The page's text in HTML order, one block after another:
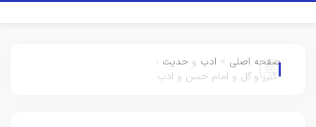
صفحه اصلی > ادب و حدیث :
کنیز و گل و امام حسن و ادب